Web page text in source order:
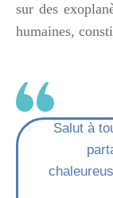
sur des
humaines,
Salut à